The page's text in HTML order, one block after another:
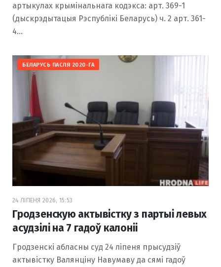
артыкулах крымінальнага кодэкса: арт. 369-1
(дыскрэдытацыя Рэспублікі Беларусь) ч. 2 арт. 361-
4…
БЕЛАРУСЬ ПАСЛЯ 2020-ГА
24 ЛІПЕНЯ 2026, 15:53
Гродзенскую актывістку з партыі левых
асудзілі на 7 гадоў калоніі
Гродзенскі абласны суд 24 ліпеня прысудзіў
актывістку Валянціну Навумаву да сямі гадоў